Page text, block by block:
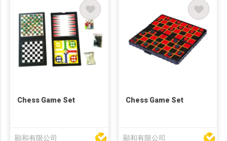
Chess Game Set
顯和有限公司
Chess Game Set
顯和有限公司